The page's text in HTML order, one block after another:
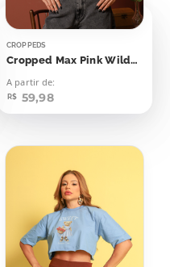
CROPPEDS
Cropped Max Pink Wilderness
A partir de:
R$ 59,98